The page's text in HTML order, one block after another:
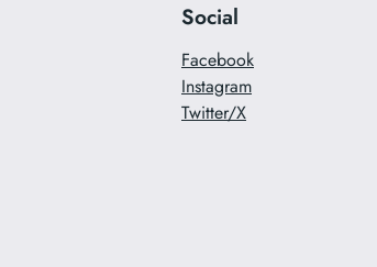
Social
Facebook
Instagram
Twitter/X